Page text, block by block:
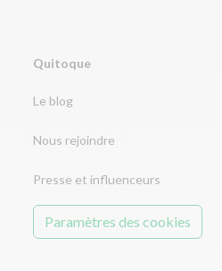
Quitoque
Le blog
Nous rejoindre
Presse et influenceurs
Paramètres des cookies